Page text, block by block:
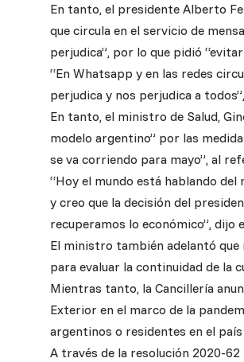
En tanto, el presidente Alberto
que circula en el servicio de
perjudica”, por lo que pidió
“En Whatsapp y en las redes
perjudica y nos perjudica a
En tanto, el ministro de Salud,
modelo argentino” por las
se va corriendo para mayo”, al
“Hoy el mundo está hablando
y creo que la decisión del
recuperamos lo económico”,
El ministro también adelantó que
para evaluar la continuidad de
Mientras tanto, la Cancillería
Exterior en el marco de la
argentinos o residentes en el
A través de la resolución 2020-